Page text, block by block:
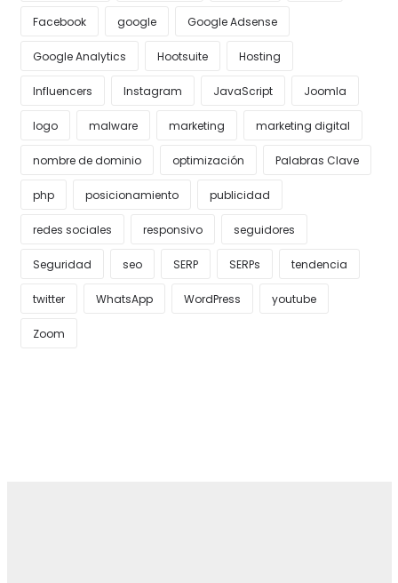
Facebook google Google Adsense
Google Analytics Hootsuite Hosting
Influencers Instagram JavaScript Joomla
logo malware marketing marketing digital
nombre de dominio optimización Palabras Clave
php posicionamiento publicidad
redes sociales responsivo seguidores
Seguridad seo SERP SERPs tendencia
twitter WhatsApp WordPress youtube
Zoom